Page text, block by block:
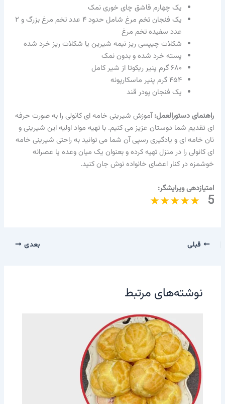
یک چهارم قاشق چای خوری نمک
یک فنجان تخم مرغ شامل حدود ۴ عدد تخم مرغ بزرگ و ۲
عدد سفیده تخم مرغ
شکلات چیپسی ریز نیمه شیرین یا شکلات ریز خرد شده
پسته خرد شده و بدون نمک
۶۸۰ گرم پنیر ریکوتا از شیر کامل
۴۵۴ گرم پنیر ماسکارپونه
یک فنجان پودر قند
راهنمای دستورالعمل:آموزش شیرینی خامه ای کانولی را به صورت حرفه
ای تقدیم شما دوستان عزیز می کنیم. با تهیه مواد اولیه این شیرینی و
نان خامه ای و یادگیری رسپی آن شما می توانید به راحتی شیرینی خامه
ای کانولی را در منزل تهیه کرده و بعنوان یک میان وعده یا عصرانه
خوشمزه در کنار اعضای خانواده نوش جان کنید.
امتیازدهی ویرایشگر:
5
قبلی بعدی
نوشته‌های مرتبط